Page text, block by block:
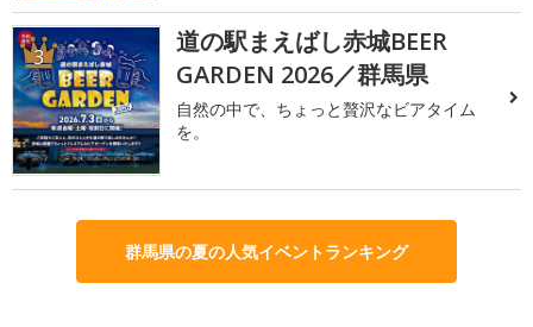
3
道の駅まえばし赤城BEER
GARDEN 2026／群馬県
自然の中で、ちょっと贅沢なビアタイム
を。
群馬県の夏の人気イベントランキング